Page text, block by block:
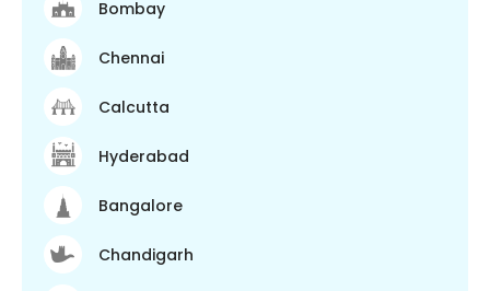
Bombay
Chennai
Calcutta
Hyderabad
Bangalore
Chandigarh